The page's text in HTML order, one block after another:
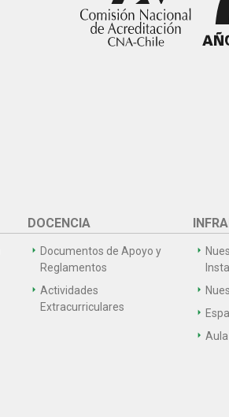
DOCENCIA
Documentos de Apoyo y
Reglamentos
Actividades
Extracurriculares
Aula